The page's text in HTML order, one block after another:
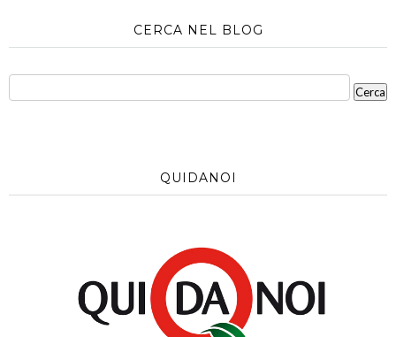
CERCA NEL BLOG
QUIDANOI